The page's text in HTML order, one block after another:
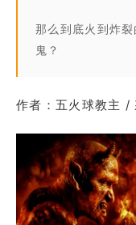
那么到底火到炸
鬼？
作者：五火球教主 /